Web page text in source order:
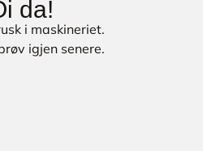
da!
i maskineriet.
igjen senere.